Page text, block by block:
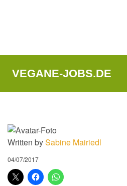
VEGANE-JOBS.DE
Written bySabine Mairiedl
04/07/2017